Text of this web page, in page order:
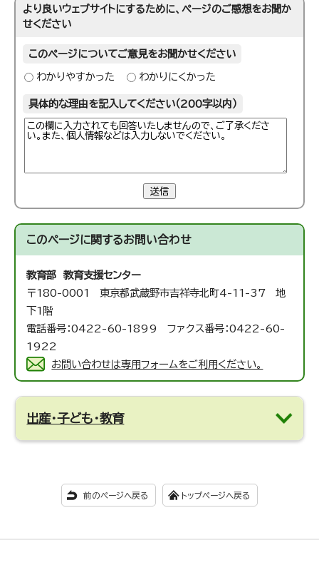
より良いウェブサイトにするために、ページのご感想をお聞か
せください
このページについてご意見をお聞かせください
わかりやすかった わかりにくかった
具体的な理由を記入してください（200字以内）
送信
このページに関するお問い合わせ
教育部 教育支援センター
〒180-0001 東京都武蔵野市吉祥寺北町4-11-37 地
下1階
電話番号：0422-60-1899 ファクス番号：0422-60-
1922
お問い合わせは専用フォームをご利用ください。
出産・子ども・教育
前のページへ戻る トップページへ戻る